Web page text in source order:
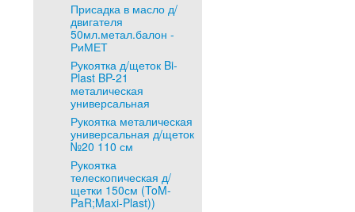
Присадка в масло д/
двигателя
50мл.метал.балон -
РиМЕТ
Рукоятка д/щеток Bi-
Plast BP-21
металическая
универсальная
Рукоятка металическая
универсальная д/щеток
№20 110 см
Рукоятка
телескопическая д/
щетки 150см (ToM-
PaR;Maxi-Plast))